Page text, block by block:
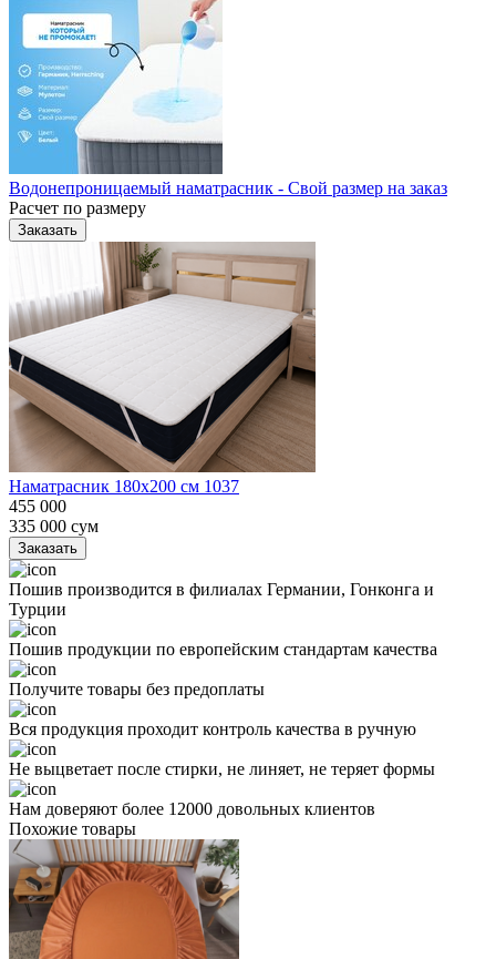
Водонепроницаемый наматрасник - Свой размер на заказ
Расчет по размеру
Заказать
Наматрасник 180х200 см 1037
455 000
335 000 сум
Заказать
Пошив производится в филиалах Германии, Гонконга и
Турции
Пошив продукции по европейским стандартам качества
Получите товары без предоплаты
Вся продукция проходит контроль качества в ручную
Не выцветает после стирки, не линяет, не теряет формы
Нам доверяют более 12000 довольных клиентов
Похожие товары